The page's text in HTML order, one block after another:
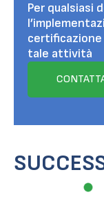
Per qualsiasi
certificazione
tale attività